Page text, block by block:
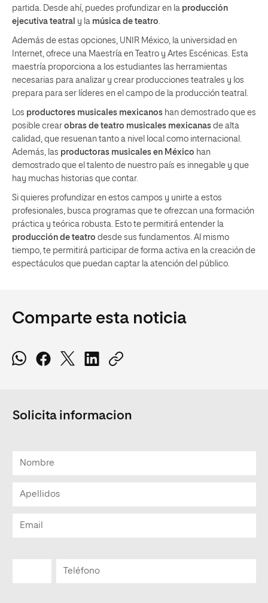
partida. Desde ahí, puedes profundizar en la producción
ejecutiva teatral y la música de teatro
Además de estas opciones, UNIR México, la universidad en
Internet, ofrece una Maestría en Teatro y Artes Escénicas. Esta
maestría proporciona a los estudiantes las herramientas
necesarias para analizar y crear producciones teatrales y los
prepara para ser líderes en el campo de la producción teatral.
Los productores musicales mexicanos han demostrado que es
posible crear obras de teatro musicales mexicanas de alta
calidad, que resuenan tanto a nivel local como internacional.
Además, las productoras musicales en México han
demostrado que el talento de nuestro país es innegable y que
hay muchas historias que contar.
Si quieres profundizar en estos campos y unirte a estos
profesionales, busca programas que te ofrezcan una formación
práctica y teórica robusta. Esto te permitirá entender la
producción de teatro desde sus fundamentos. Al mismo
tiempo, te permitirá participar de forma activa en la creación de
espectáculos que puedan captar la atención del público.
Comparte esta noticia
Solicita informacion